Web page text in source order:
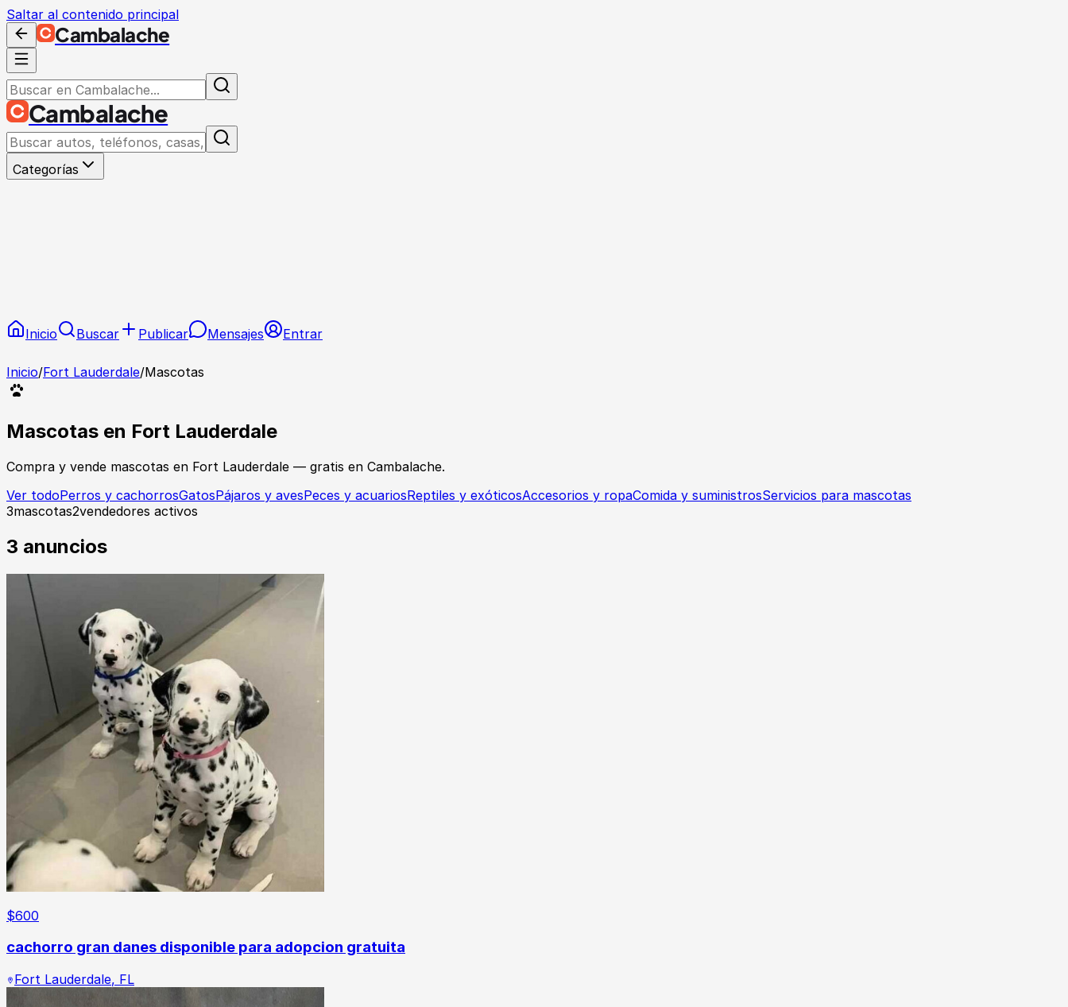
Saltar al contenido principal
Cambalache
Cambalache
Categorías
Inicio Buscar Publicar Mensajes Entrar
Inicio/Fort Lauderdale/Mascotas
Mascotas en Fort Lauderdale
Compra y vende mascotas en Fort Lauderdale — gratis en Cambalache.
Ver todoPerros y cachorrosGatosPájaros y avesPeces y acuariosReptiles y exóticosAccesorios y ropaComida y suministrosServicios para mascotas
3mascotas2vendedores activos
3 anuncios
$600
cachorro gran danes disponible para adopcion gratuita
Fort Lauderdale, FL